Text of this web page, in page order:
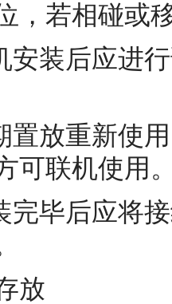
，若相碰或
安装后应进
置放重新使
可联机使用
完毕后应将
放